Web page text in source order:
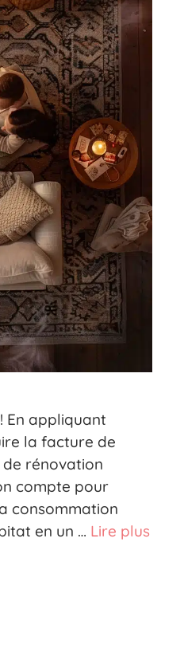
En appliquant
la facture de
rénovation
compte pour
consommation
en un … Lire plus